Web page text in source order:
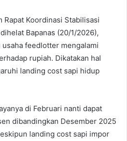
Rapat Koordinasi Stabilisasi
Bapanas (20/1/2026),
feedlotter mengalami
rupiah. Dikatakan hal
landing cost sapi hidup
di Februari nanti dapat
dibandingkan Desember 2025
landing cost sapi impor